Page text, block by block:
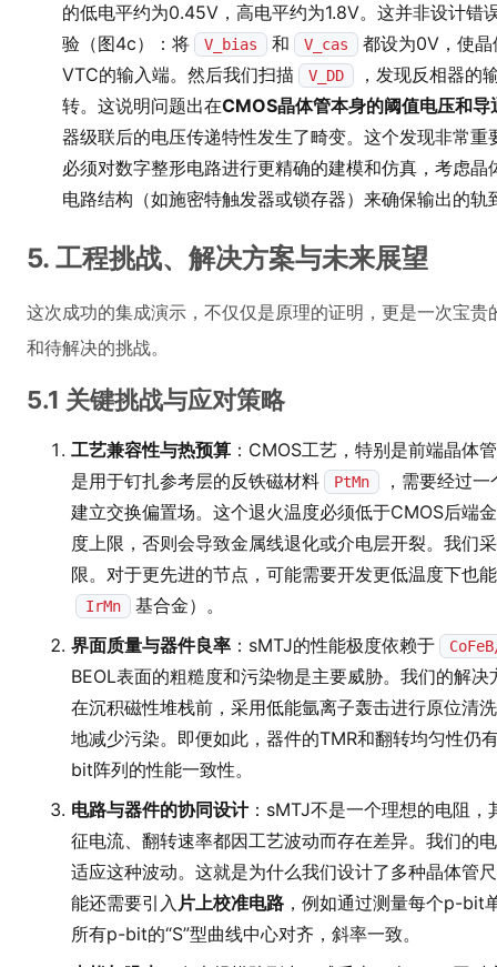
的低电平约为0.45V，高电平约为1.8V。这并非设计错
验（图4c）：将
V_bias 和 V_cas
都设为0V，使
VTC的输入端。然后我们扫描
V_DD
，发现反相器的
转。这说明问题出在CMOS晶体管本身的阈值电压和导
器级联后的电压传递特性发生了畸变。这个发现非常
必须对数字整形电路进行更精确的建模和仿真，考虑
电路结构（如施密特触发器或锁存器）来确保输出的轨
5. 工程挑战、解决方案与未来展望
这次成功的集成演示，不仅仅是原理的证明，更是一次宝
和待解决的挑战。
5.1 关键挑战与应对策略
工艺兼容性与热预算 ：CMOS工艺，特别是前端晶体
是用于钉扎参考层的反铁磁材料
PtMn
，需要经过一
建立交换偏置场。这个退火温度必须低于CMOS后端
度上限，否则会导致金属线退化或介电层开裂。我们
限。对于更先进的节点，可能需要开发更低温度下也
IrMn
基合金）。
界面质量与器件良率 ：sMTJ的性能极度依赖于
BEOL表面的粗糙度和污染物是主要威胁。我们的解决
在沉积磁性堆栈前，采用低能氩离子轰击进行原位清
地减少污染。即便如此，器件的TMR和翻转均匀性仍
bit阵列的性能一致性。
电路与器件的协同设计：sMTJ不是一个理想的电阻，
征电流、翻转速率都因工艺波动而存在差异。我们的
适应这种波动。这就是为什么我们设计了多种晶体管
能还需要引入 片上校准电路 ，例如通过测量每个p-bit
所有p-bit的“S”型曲线中心对齐，斜率一致。